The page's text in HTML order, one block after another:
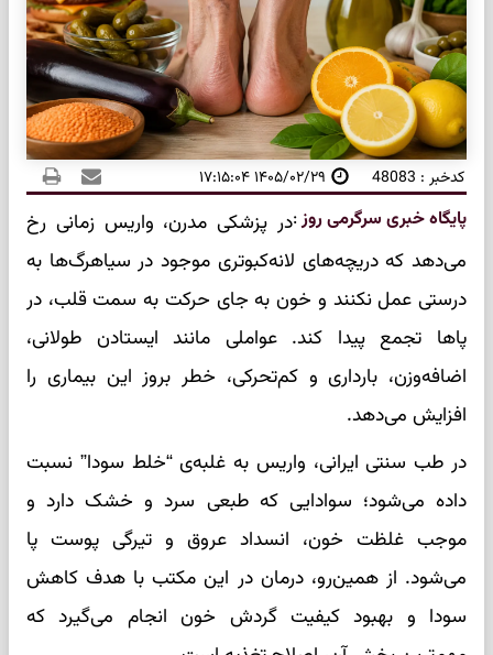
کدخبر : 48083 ۱۴۰۵/۰۲/۲۹ ۱۷:۱۵:۰۴
پایگاه خبری سرگرمی روز:در پزشکی مدرن، واریس زمانی رخ
می‌دهد که دریچه‌های لانه‌کبوتری موجود در سیاهرگ‌ها به
درستی عمل نکنند و خون به جای حرکت به سمت قلب، در
پاها تجمع پیدا کند. عواملی مانند ایستادن طولانی،
اضافه‌وزن، بارداری و کم‌تحرکی، خطر بروز این بیماری را
افزایش می‌دهد.
در طب سنتی ایرانی، واریس به غلبه‌ی “خلط سودا” نسبت
داده می‌شود؛ سوادایی که طبعی سرد و خشک دارد و
موجب غلظت خون، انسداد عروق و تیرگی پوست پا
می‌شود. از همین‌رو، درمان در این مکتب با هدف کاهش
سودا و بهبود کیفیت گردش خون انجام می‌گیرد که